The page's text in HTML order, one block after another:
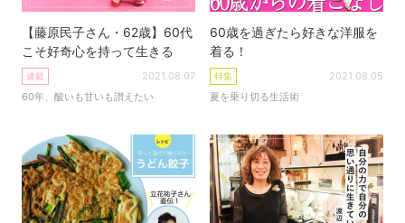
【藤原民子さん・62歳】60代
こそ好奇心を持って生きる
連載
60年、酸いも甘いも讃えたい
2021.08.07
60歳を過ぎたら好きな洋服を
着る！
特集
夏を乗り切る生活術
2021.08.05